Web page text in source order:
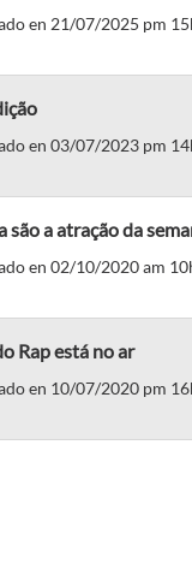
en 21/07/2025 pm
en 03/07/2023 pm
são a atração da
en 02/10/2020 am
Rap está no ar
en 10/07/2020 pm